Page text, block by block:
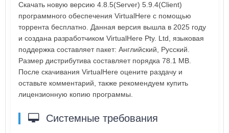
Скачать новую версию 4.8.5(Server) 5.9.4(Client)
программного обеспечения VirtualHere с помощью
торрента бесплатно. Данная версия вышла в 2025 году
и создана разработчиком VirtualHere Pty. Ltd, языковая
поддержка составляет пакет: Английский, Русский.
Размер дистрибутива составляет порядка 78.1 MB.
После скачивания VirtualHere оцените раздачу и
оставьте комментарий, также рекомендуем купить
лицензионную копию программы.
Системные требования